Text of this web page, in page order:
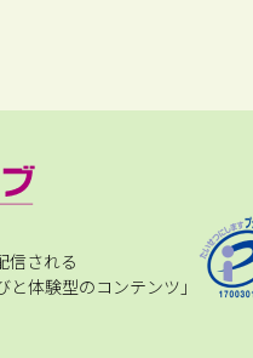
信される
体験型のコンテンツ」